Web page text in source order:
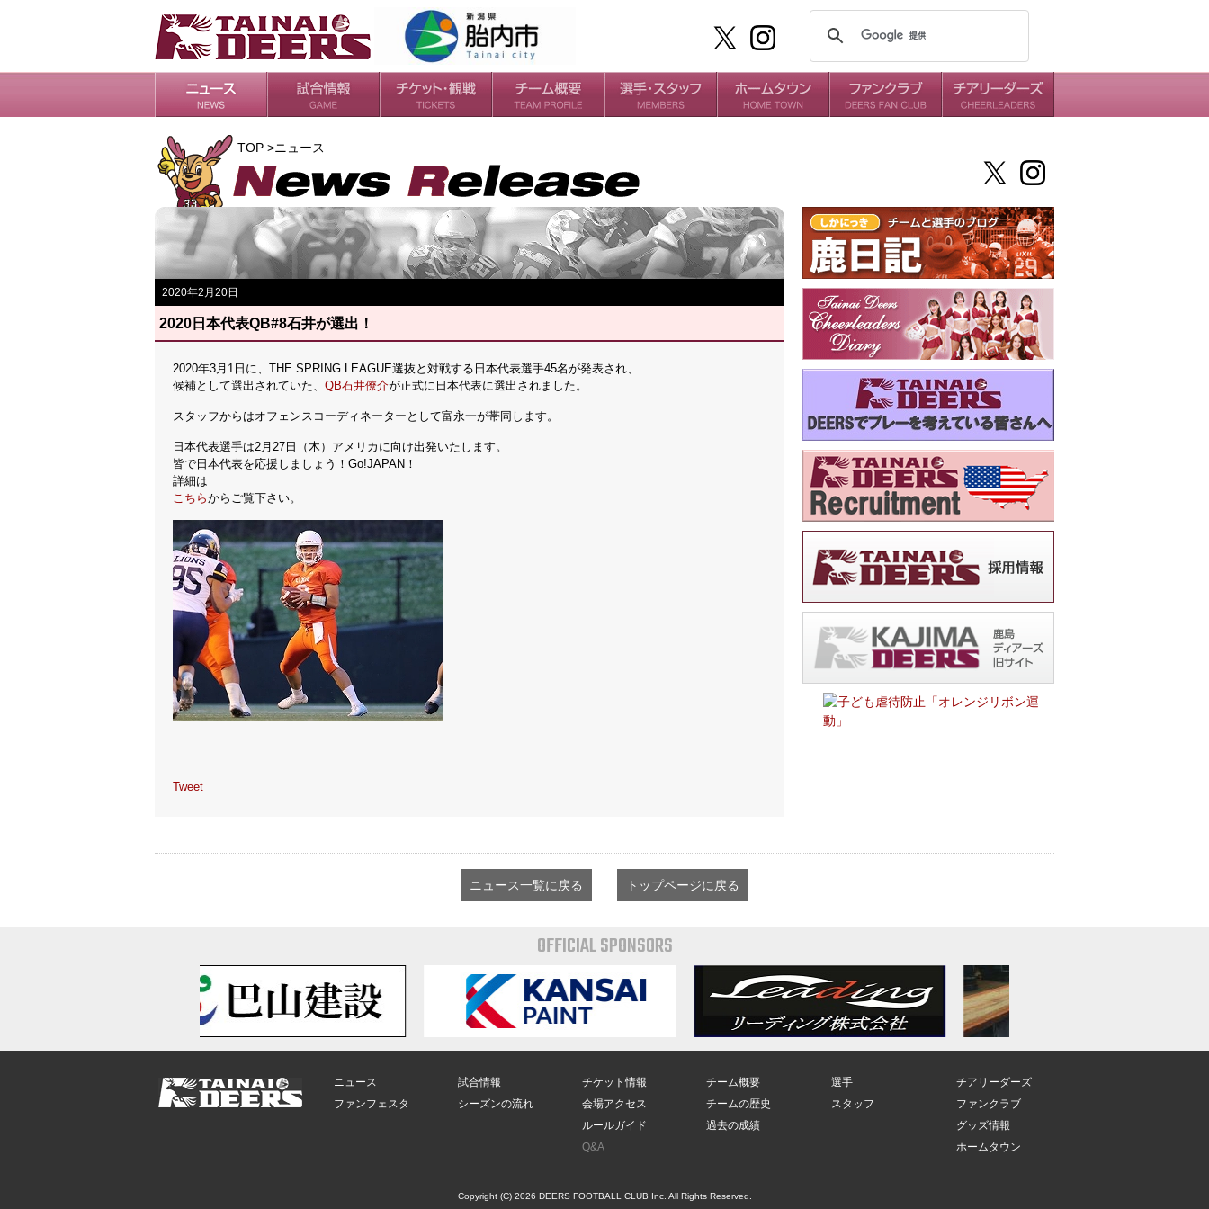
TOP >ニュース
2020年2月20日
2020日本代表QB#8石井が選出！
2020年3月1日に、THE SPRING LEAGUE選抜と対戦する日本代表選手45名が発表され、
候補として選出されていた、 QB石井僚介が正式に日本代表に選出されました。
スタッフからはオフェンスコーディネーターとして富永一が帯同します。
日本代表選手は2月27日（木）アメリカに向け出発いたします。
皆で日本代表を応援しましょう！Go!JAPAN！
詳細は
こちらからご覧下さい。
Tweet
ニュース一覧に戻る トップページに戻る
OFFICIAL SPONSORS
ニュース
ファンフェスタ
試合情報
シーズンの流れ
チケット情報
会場アクセス
ルールガイド
Q&A
チーム概要
チームの歴史
過去の成績
選手
スタッフ
チアリーダーズ
ファンクラブ
グッズ情報
ホームタウン
Copyright (C) 2026 DEERS FOOTBALL CLUB Inc. All Rights Reserved.